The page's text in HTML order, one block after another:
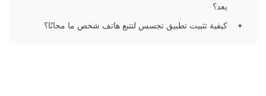
بعد؟
كيفية تثبيت تطبيق تجسس لتتبع هاتف شخص ما مجانًا؟